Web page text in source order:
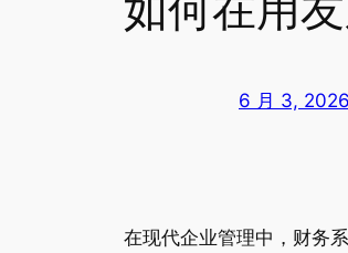
6 月 3, 2026
在现代企业管理中，财务